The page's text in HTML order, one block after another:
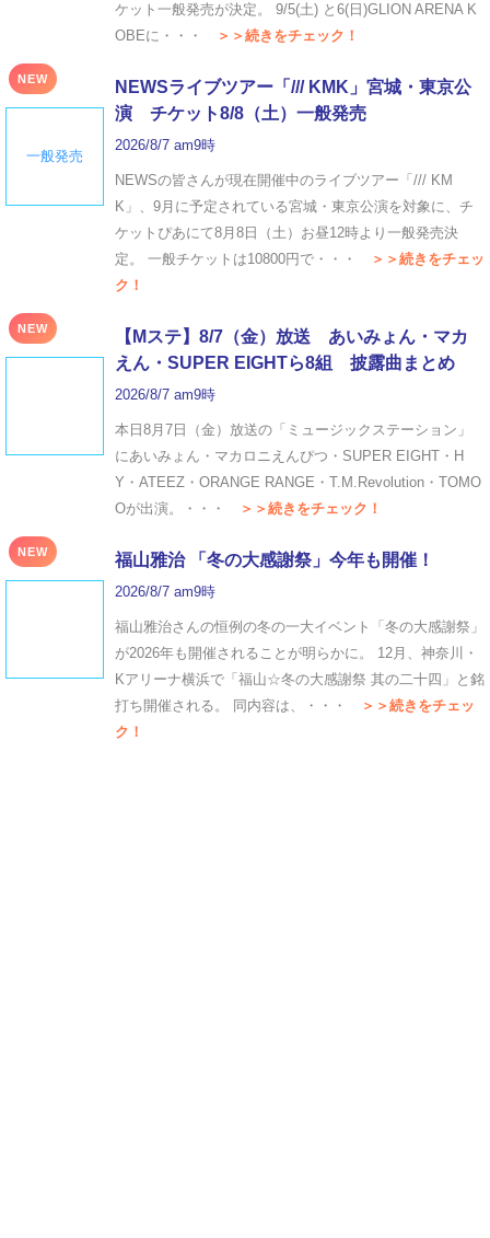
ケット一般発売が決定。 9/5(土) と6(日)GLION ARENA K
OBEに・・・
＞＞続きをチェック！
NEW
一般発売
NEWSライブツアー「/// KMK」宮城・東京公
演 チケット8/8（土）一般発売
2026/8/7 am9時
NEWSの皆さんが現在開催中のライブツアー「/// KM
K」、9月に予定されている宮城・東京公演を対象に、チ
ケットぴあにて8月8日（土）お昼12時より一般発売決
定。 一般チケットは10800円で・・・
＞＞続きをチェッ
ク！
NEW
【Mステ】8/7（金）放送 あいみょん・マカ
えん・SUPER EIGHTら8組 披露曲まとめ
2026/8/7 am9時
本日8月7日（金）放送の「ミュージックステーション」
にあいみょん・マカロニえんぴつ・SUPER EIGHT・H
Y・ATEEZ・ORANGE RANGE・T.M.Revolution・TOMO
Oが出演。・・・
＞＞続きをチェック！
NEW 福山雅治 「冬の⼤感謝祭」今年も開催！
2026/8/7 am9時
福山雅治さんの恒例の冬の一大イベント「冬の⼤感謝祭」
が2026年も開催されることが明らかに。 12月、神奈川・
Kアリーナ横浜で「福山☆冬の大感謝祭 其の二十四」と銘
打ち開催される。 同内容は、・・・
＞＞続きをチェッ
ク！